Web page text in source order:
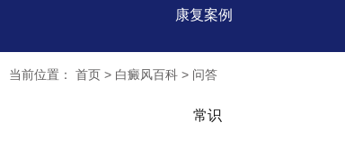
康复案例
当前位置： 首页 > 白癜风百科 > 问答
常识